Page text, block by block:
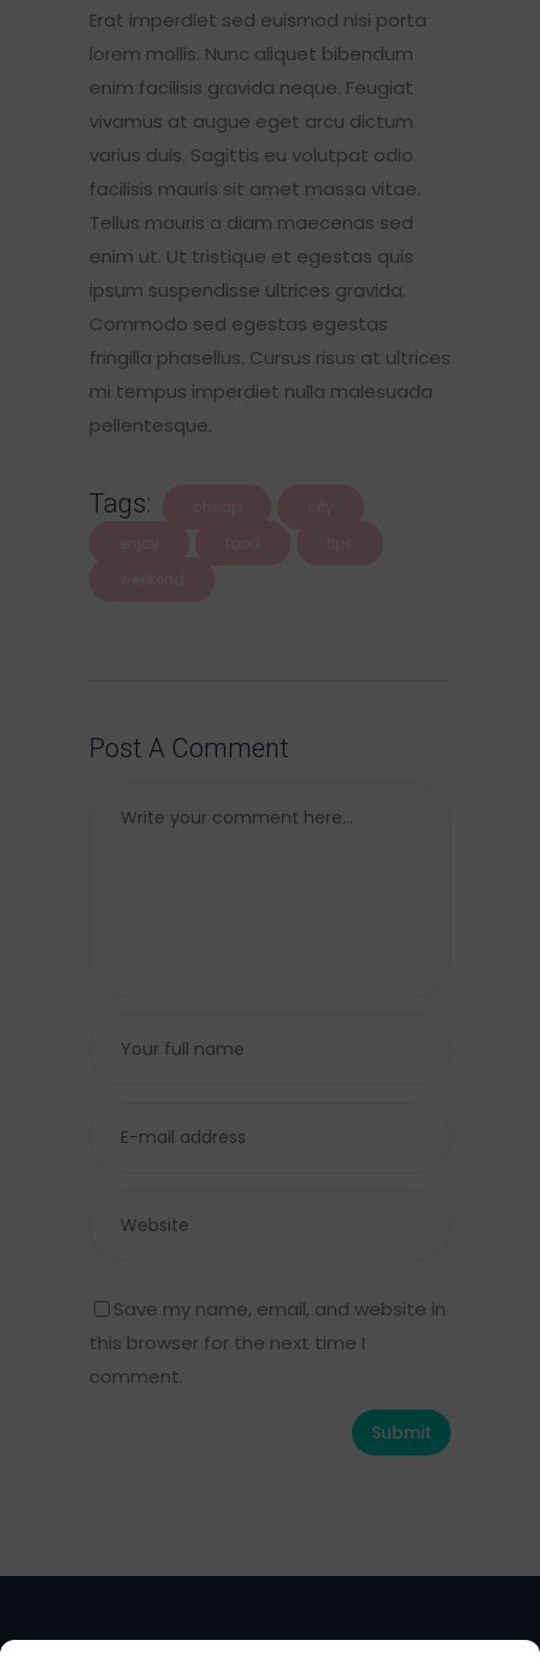
Erat imperdiet sed euismod nisi porta
lorem mollis. Nunc aliquet bibendum
enim facilisis gravida neque. Feugiat
vivamus at augue eget arcu dictum
varius duis. Sagittis eu volutpat odio
facilisis mauris sit amet massa vitae.
Tellus mauris a diam maecenas sed
enim ut. Ut tristique et egestas quis
ipsum suspendisse ultrices gravida.
Commodo sed egestas egestas
fringilla phasellus. Cursus risus at ultrices
mi tempus imperdiet nulla malesuada
pellentesque.
Tags:
Post A Comment
Save my name, email, and website in
this browser for the next time I
comment.